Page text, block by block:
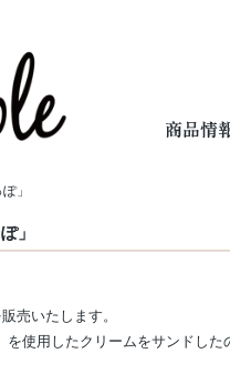
」
」
売いたします。
使用したクリームをサンドした